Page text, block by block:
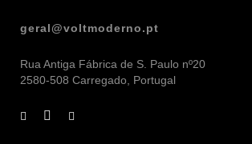
geral@voltmoderno.pt
Rua Antiga Fábrica de S. Paulo nº20
2580-508 Carregado, Portugal